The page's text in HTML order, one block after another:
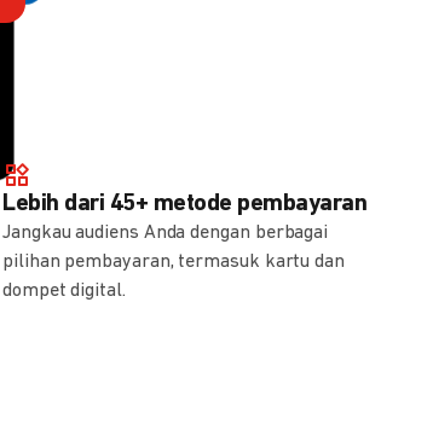
Lebih dari 45+ metode pembayaran
Jangkau audiens Anda dengan berbagai
pilihan pembayaran, termasuk kartu dan
dompet digital.